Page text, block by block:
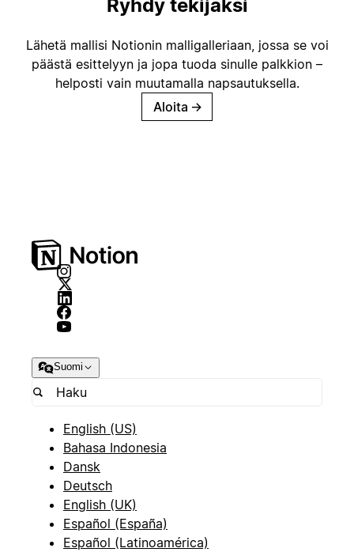
Ryhdy tekijäksi
Lähetä mallisi Notionin malligalleriaan, jossa se voi
päästä esittelyyn ja jopa tuoda sinulle palkkion –
helposti vain muutamalla napsautuksella.
Aloita →
Suomi
English (US)
Bahasa Indonesia
Dansk
Deutsch
English (UK)
Español (España)
Español (Latinoamérica)